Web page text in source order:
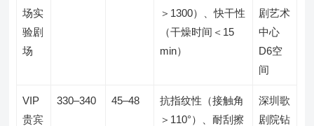
场实
验剧
场
＞1300）、快干性
（干燥时间＜15
min）
剧艺术
中心
D6空
间
VIP
贵宾
330–340 45–48
抗指纹性（接触角
＞110°）、耐刮擦
深圳歌
剧院钻